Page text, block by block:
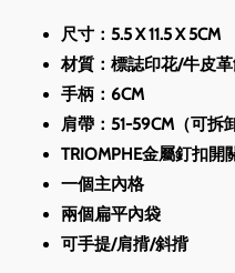
尺寸：5.5 X 11.5 X 5CM
材質：標誌印花/牛皮
手柄：6CM
肩帶：51-59CM（可拆
TRIOMPHE金屬釘扣開
一個主內格
兩個扁平內袋
可手提/肩揹/斜揹